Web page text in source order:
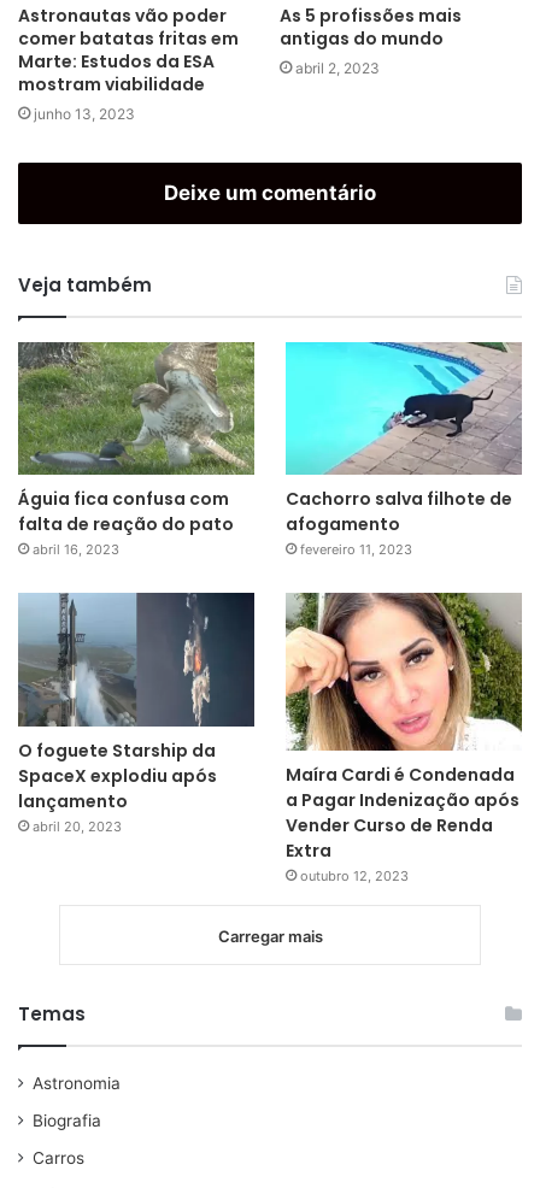
Astronautas vão poder
comer batatas fritas em
Marte: Estudos da ESA
mostram viabilidade
junho 13, 2023
As 5 profissões mais
antigas do mundo
abril 2, 2023
Deixe um comentário
Veja também
Águia fica confusa com
falta de reação do pato
abril 16, 2023
Cachorro salva filhote de
afogamento
fevereiro 11, 2023
O foguete Starship da
SpaceX explodiu após
lançamento
abril 20, 2023
Maíra Cardi é Condenada
a Pagar Indenização após
Vender Curso de Renda
Extra
outubro 12, 2023
Carregar mais
Temas
Astronomia
Biografia
Carros